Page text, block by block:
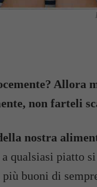
Allora
non farteli
nostra
qualsiasi piatto
buoni di